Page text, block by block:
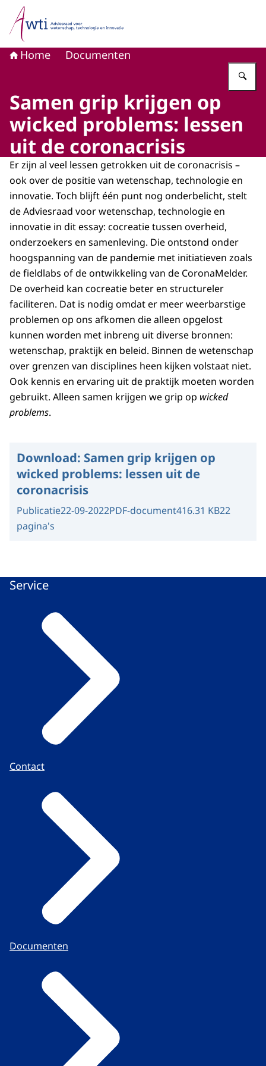
Naar de homepage van Adviesraad voor wetenschap,
Home Documenten
Samen grip krijgen op
wicked problems: lessen
uit de coronacrisis
Er zijn al veel lessen getrokken uit de coronacrisis –
ook over de positie van wetenschap, technologie en
innovatie. Toch blijft één punt nog onderbelicht, stelt
de Adviesraad voor wetenschap, technologie en
innovatie in dit essay: cocreatie tussen overheid,
onderzoekers en samenleving. Die ontstond onder
hoogspanning van de pandemie met initiatieven zoals
de fieldlabs of de ontwikkeling van de CoronaMelder.
De overheid kan cocreatie beter en structureler
faciliteren. Dat is nodig omdat er meer weerbarstige
problemen op ons afkomen die alleen opgelost
kunnen worden met inbreng uit diverse bronnen:
wetenschap, praktijk en beleid. Binnen de wetenschap
over grenzen van disciplines heen kijken volstaat niet.
Ook kennis en ervaring uit de praktijk moeten worden
gebruikt. Alleen samen krijgen we grip op wicked
problems.
Download: Samen grip krijgen op
wicked problems: lessen uit de
coronacrisis
Publicatie22-09-2022PDF-document416.31 KB22
pagina's
Service
Contact
Documenten